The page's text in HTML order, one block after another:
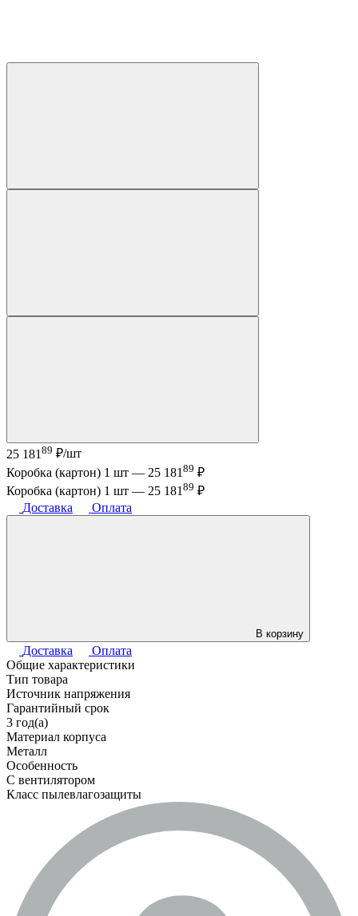
25 181 89 ₽/шт
Коробка (картон) 1 шт — 25 181 89 ₽
Коробка (картон) 1 шт — 25 181 89 ₽
Доставка
Оплата
В корзину
Доставка
Оплата
Общие характеристики
Тип товара
Источник напряжения
Гарантийный срок
3 год(а)
Материал корпуса
Металл
Особенность
С вентилятором
Класс пылевлагозащиты